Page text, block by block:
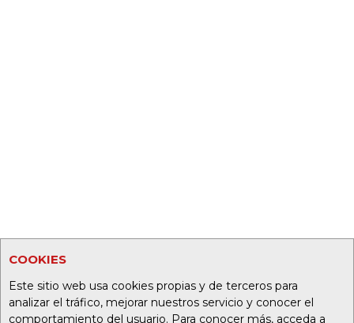
COOKIES
Este sitio web usa cookies propias y de terceros para
analizar el tráfico, mejorar nuestros servicio y conocer el
comportamiento del usuario. Para conocer más, acceda a